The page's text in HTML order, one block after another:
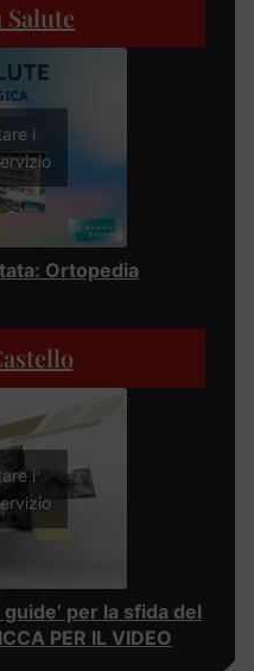
Salute
i
Ortopedia
i
per la sfida del
PER IL VIDEO